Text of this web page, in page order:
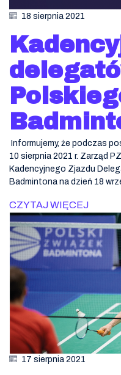
18 sierpnia 2021
Informujemy, że podczas
10 sierpnia 2021 r. Zarząd
Kadencyjnego Zjazdu
Badmintona na dzień 18
CZYTAJ WIĘCEJ
17 sierpnia 2021